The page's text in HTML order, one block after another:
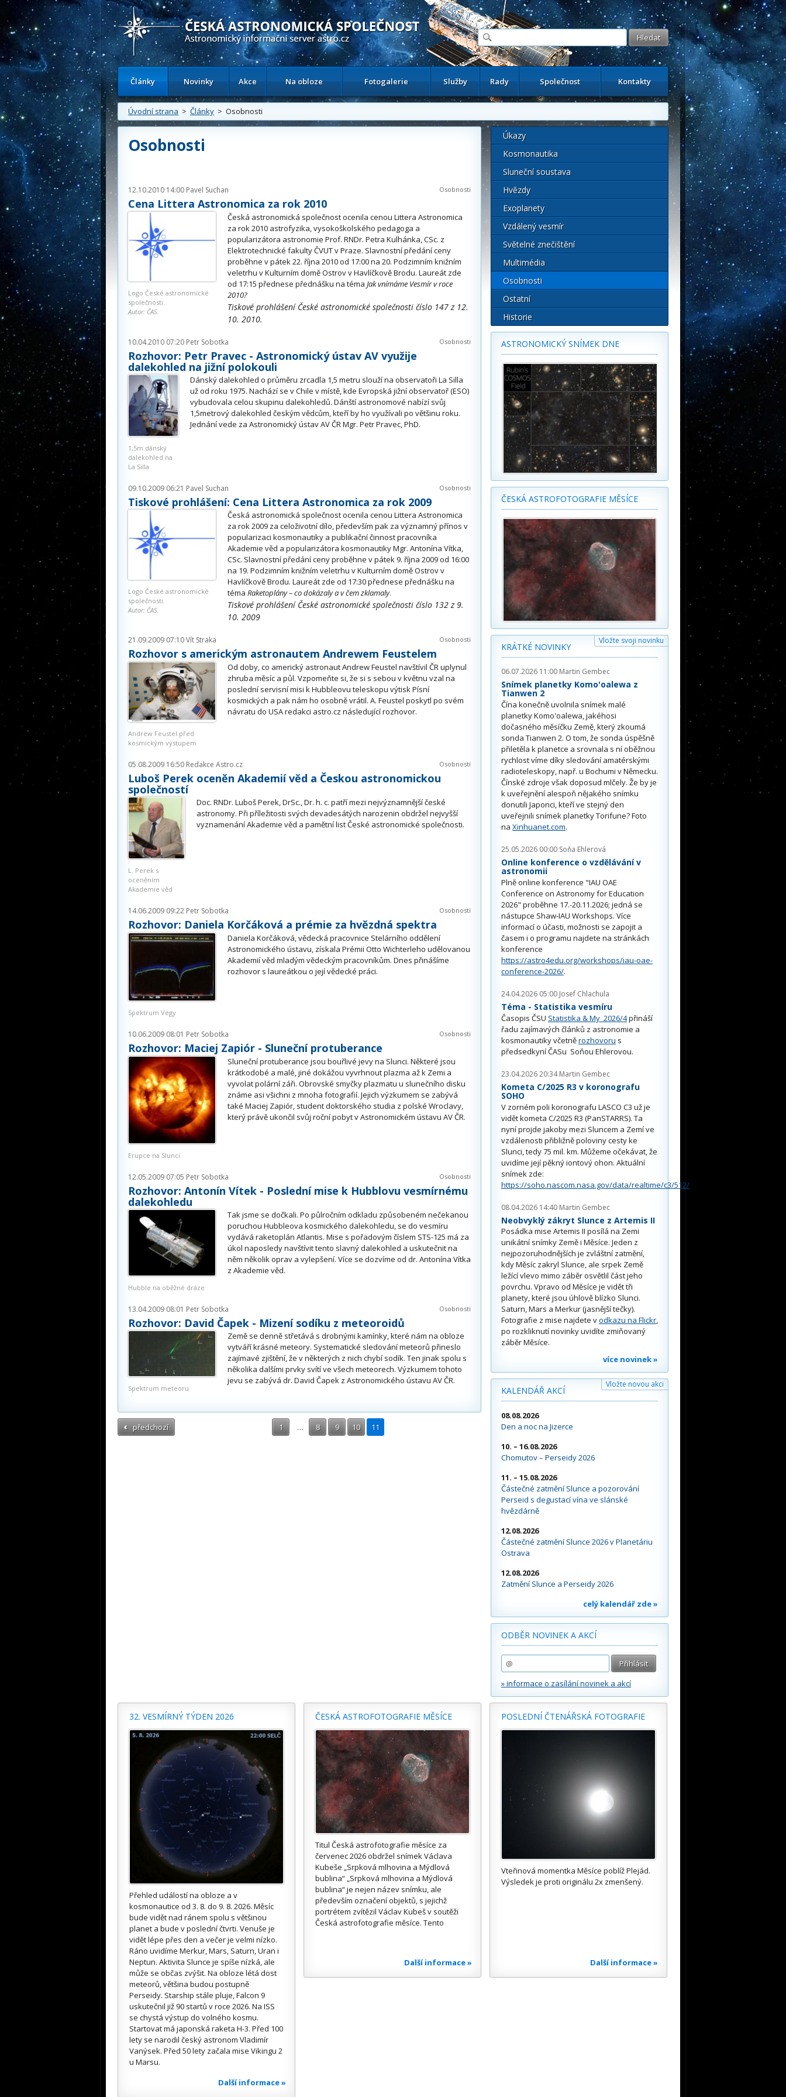
Česká astronomická společnost - Informační astronomický server
Články Novinky Akce Na obloze Fotogalerie Služby Rady Společnost Kontakty
Úvodní strana > Články > Osobnosti
Osobnosti
12.10.2010 14:00 Pavel Suchan Osobnosti
Cena Littera Astronomica za rok 2010
Logo České astronomické
společnosti.
Autor: ČAS.
Česká astronomická společnost ocenila cenou Littera Astronomica
za rok 2010 astrofyzika, vysokoškolského pedagoga a
popularizátora astronomie Prof. RNDr. Petra Kulhánka, CSc. z
Elektrotechnické fakulty ČVUT v Praze. Slavnostní předání ceny
proběhne v pátek 22. října 2010 od 17:00 na 20. Podzimním knižním
veletrhu v Kulturním domě Ostrov v Havlíčkově Brodu. Laureát zde
od 17:15 přednese přednášku na téma Jak vnímáme Vesmír v roce
2010?
Tiskové prohlášení České astronomické společnosti číslo 147 z 12.
10. 2010.
10.04.2010 07:20 Petr Sobotka Osobnosti
Rozhovor: Petr Pravec - Astronomický ústav AV využije
dalekohled na jižní polokouli
1,5m dánský
dalekohled na
La Silla
Dánský dalekohled o průměru zrcadla 1,5 metru slouží na observatoři La Silla
už od roku 1975. Nachází se v Chile v místě, kde Evropská jižní observatoř (ESO)
vybudovala celou skupinu dalekohledů. Dánští astronomové nabízí svůj
1,5metrový dalekohled českým vědcům, kteří by ho využívali po většinu roku.
Jednání vede za Astronomický ústav AV ČR Mgr. Petr Pravec, PhD.
09.10.2009 06:21 Pavel Suchan Osobnosti
Tiskové prohlášení: Cena Littera Astronomica za rok 2009
Logo České astronomické
společnosti.
Autor: ČAS.
Česká astronomická společnost ocenila cenou Littera Astronomica
za rok 2009 za celoživotní dílo, především pak za významný přínos v
popularizaci kosmonautiky a publikační činnost pracovníka
Akademie věd a popularizátora kosmonautiky Mgr. Antonína Vítka,
CSc. Slavnostní předání ceny proběhne v pátek 9. října 2009 od 16:00
na 19. Podzimním knižním veletrhu v Kulturním domě Ostrov v
Havlíčkově Brodu. Laureát zde od 17:30 přednese přednášku na
téma Raketoplány – co dokázaly a v čem zklamaly.
Tiskové prohlášení České astronomické společnosti číslo 132 z 9.
10. 2009
21.09.2009 07:10Vít Straka Osobnosti
Rozhovor s americkým astronautem Andrewem Feustelem
Andrew Feustel před
kosmickým výstupem
Od doby, co americký astronaut Andrew Feustel navštívil ČR uplynul
zhruba měsíc a půl. Vzpomeňte si, že si s sebou v květnu vzal na
poslední servisní misi k Hubbleovu teleskopu výtisk Písní
kosmických a pak nám ho osobně vrátil. A. Feustel poskytl po svém
návratu do USA redakci astro.cz následující rozhovor.
05.08.2009 16:50 Redakce Astro.cz Osobnosti
Luboš Perek oceněn Akademií věd a Českou astronomickou
společností
L. Perek s
oceněním
Akademie věd
Doc. RNDr. Luboš Perek, DrSc., Dr. h. c. patří mezi nejvýznamnější české
astronomy. Při příležitosti svých devadesátých narozenin obdržel nejvyšší
vyznamenání Akademie věd a pamětní list České astronomické společnosti.
14.06.2009 09:22 Petr Sobotka Osobnosti
Rozhovor: Daniela Korčáková a prémie za hvězdná spektra
Spektrum Vegy
Daniela Korčáková, vědecká pracovnice Stelárního oddělení
Astronomického ústavu, získala Prémii Otto Wichterleho udělovanou
Akademií věd mladým vědeckým pracovníkům. Dnes přinášíme
rozhovor s laureátkou o její vědecké práci.
10.06.2009 08:01 Petr Sobotka Osobnosti
Rozhovor: Maciej Zapiór - Sluneční protuberance
Erupce na Slunci
Sluneční protuberance jsou bouřlivé jevy na Slunci. Některé jsou
krátkodobé a malé, jiné dokážou vyvrhnout plazma až k Zemi a
vyvolat polární záři. Obrovské smyčky plazmatu u slunečního disku
známe asi všichni z mnoha fotografií. Jejich výzkumem se zabývá
také Maciej Zapiór, student doktorského studia z polské Wroclavy,
který právě ukončil svůj roční pobyt v Astronomickém ústavu AV ČR.
12.05.2009 07:05 Petr Sobotka Osobnosti
Rozhovor: Antonín Vítek - Poslední mise k Hubblovu vesmírnému
dalekohledu
Hubble na oběžné dráze
Tak jsme se dočkali. Po půlročním odkladu způsobeném nečekanou
poruchou Hubbleova kosmického dalekohledu, se do vesmíru
vydává raketoplán Atlantis. Mise s pořadovým číslem STS-125 má za
úkol naposledy navštívit tento slavný dalekohled a uskutečnit na
něm několik oprav a vylepšení. Více se dozvíme od dr. Antonína Vítka
z Akademie věd.
13.04.2009 08:01 Petr Sobotka Osobnosti
Rozhovor: David Čapek - Mizení sodíku z meteoroidů
Spektrum meteoru
Země se denně střetává s drobnými kamínky, které nám na obloze
vytváří krásné meteory. Systematické sledování meteorů přineslo
zajímavé zjištění, že v některých z nich chybí sodík. Ten jinak spolu s
několika dalšími prvky svítí ve všech meteorech. Výzkumem tohoto
jevu se zabývá dr. David Čapek z Astronomického ústavu AV ČR.
předchozí 1 … 8 9 10 11
Úkazy
Kosmonautika
Sluneční soustava
Hvězdy
Exoplanety
Vzdálený vesmír
Světelné znečištění
Multimédia
Osobnosti
Ostatní
Historie
ASTRONOMICKÝ SNÍMEK DNE
ČESKÁ ASTROFOTOGRAFIE MĚSÍCE
Vložte svoji novinku
KRÁTKÉ NOVINKY
06.07.2026 11:00 Martin Gembec
Snímek planetky Komo'oalewa z
Tianwen 2
Čína konečně uvolnila snímek malé
planetky Komo'oalewa, jakéhosi
dočasného měsíčku Země, který zkoumá
sonda Tianwen 2. O tom, že sonda úspěšně
přiletěla k planetce a srovnala s ní oběžnou
rychlost víme díky sledování amatérskými
radioteleskopy, např. u Bochumi v Německu.
Čínské zdroje však doposud mlčely. Že by je
k uveřejnění alespoň nějakého snímku
donutili Japonci, kteří ve stejný den
uveřejnili snímek planetky Torifune? Foto
na Xinhuanet.com.
25.05.2026 00:00 Soňa Ehlerová
Online konference o vzdělávání v
astronomii
Plně online konference "IAU OAE
Conference on Astronomy for Education
2026" proběhne 17.-20.11.2026; jedná se
nástupce Shaw-IAU Workshops. Více
informací o účasti, možnosti se zapojit a
časem i o programu najdete na stránkách
konference
https://astro4edu.org/workshops/iau-oae-
conference-2026/.
24.04.2026 05:00 Josef Chlachula
Téma - Statistika vesmíru
Časopis ČSU Statistika & My 2026/4přináší
řadu zajímavých článků z astronomie a
kosmonautiky včetněrozhovoru s
předsedkyní ČASu Soňou Ehlerovou.
23.04.2026 20:34 Martin Gembec
Kometa C/2025 R3 v koronografu
SOHO
V zorném poli koronografu LASCO C3 už je
vidět kometa C/2025 R3 (PanSTARRS). Ta
nyní projde jakoby mezi Sluncem a Zemí ve
vzdálenosti přibližně poloviny cesty ke
Slunci, tedy 75 mil. km. Můžeme očekávat, že
uvidíme její pěkný iontový ohon. Aktuální
snímek zde:
https://soho.nascom.nasa.gov/data/realtime/c3/512/
08.04.2026 14:40 Martin Gembec
Neobvyklý zákryt Slunce z Artemis II
Posádka mise Artemis II posílá na Zemi
unikátní snímky Země i Měsíce. Jeden z
nejpozoruhodnějších je zvláštní zatmění,
kdy Měsíc zakryl Slunce, ale srpek Země
ležící vlevo mimo záběr osvětlil část jeho
povrchu. Vpravo od Měsíce je vidět tři
planety, které jsou úhlově blízko Slunci.
Saturn, Mars a Merkur (jasnější tečky).
Fotografie z mise najdete vodkazu na Flickr,
po rozkliknutí novinky uvidíte zmiňovaný
záběr Měsíce.
více novinek »
KALENDÁŘ AKCÍ
Vložte novou akci
08.08.2026
Den a noc na Jizerce
10. – 16.08.2026
Chomutov – Perseidy 2026
11. – 15.08.2026
Částečné zatmění Slunce a pozorování
Perseid s degustací vína ve slánské
hvězdárně
12.08.2026
Částečné zatmění Slunce 2026 v Planetáriu
Ostrava
12.08.2026
Zatmění Slunce a Perseidy 2026
celý kalendář zde »
ODBĚR NOVINEK A AKCÍ
» informace o zasílání novinek a akcí
32. VESMÍRNÝ TÝDEN 2026
Přehled událostí na obloze a v
kosmonautice od 3. 8. do 9. 8. 2026. Měsíc
bude vidět nad ránem spolu s většinou
planet a bude v poslední čtvrti. Venuše je
vidět lépe přes den a večer je velmi nízko.
Ráno uvidíme Merkur, Mars, Saturn, Uran i
Neptun. Aktivita Slunce je spíše nízká, ale
může se občas zvýšit. Na obloze létá dost
meteorů, většina budou postupně
Perseidy. Starship stále pluje, Falcon 9
uskutečnil již 90 startů v roce 2026. Na ISS
se chystá výstup do volného kosmu.
Startovat má japonská raketa H-3. Před 100
lety se narodil český astronom Vladimír
Vanýsek. Před 50 lety začala mise Vikingu 2
u Marsu.
Další informace »
ČESKÁ ASTROFOTOGRAFIE MĚSÍCE
Titul Česká astrofotografie měsíce za
červenec 2026 obdržel snímek Václava
Kubeše „Srpková mlhovina a Mýdlová
bublina“ „Srpková mlhovina a Mýdlová
bublina“ je nejen název snímku, ale
především označení objektů, s jejichž
portrétem zvítězil Václav Kubeš v soutěži
Česká astrofotografie měsíce. Tento
Další informace »
POSLEDNÍ ČTENÁŘSKÁ FOTOGRAFIE
Vteřinová momentka Měsíce poblíž Plejád.
Výsledek je proti originálu 2x zmenšený.
Další informace »